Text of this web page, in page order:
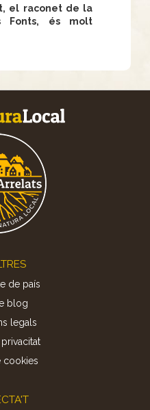
el raconet de la
Fonts, és molt
de país
blog
legals
cookies